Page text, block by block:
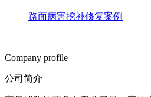
路面病害挖补修复案例
Company profile
公司简介